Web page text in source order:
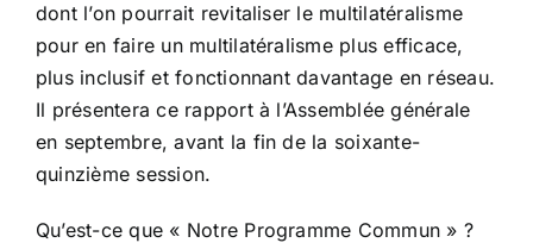
dont l’on pourrait revitaliser le multilatéralisme
pour en faire un multilatéralisme plus efficace,
plus inclusif et fonctionnant davantage en réseau.
Il présentera ce rapport à l’Assemblée générale
en septembre, avant la fin de la soixante-
quinzième session.
Qu’est-ce que « Notre Programme Commun » ?